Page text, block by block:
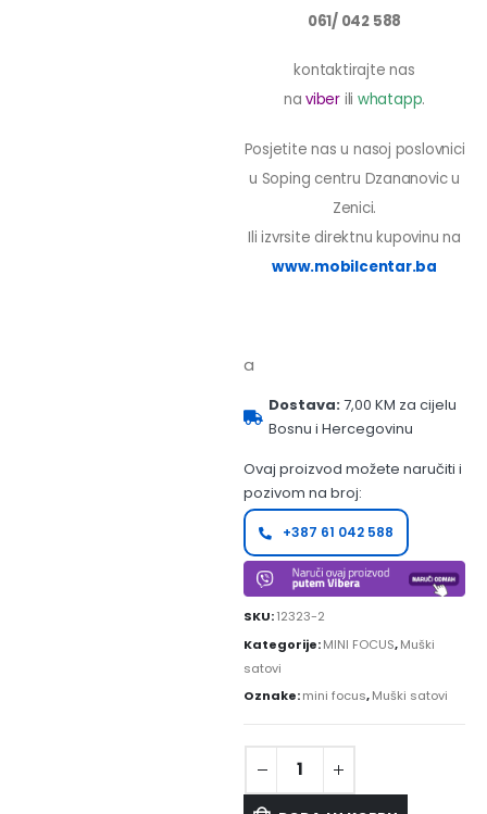
061/ 042 588
kontaktirajte nas
naviber ili whatapp.
Posjetite nas u nasoj poslovnici
u Soping centru Dzananovic u
Zenici.
Ili izvrsite direktnu kupovinu na
www.mobilcentar.ba
a
Dostava:7,00 KM za cijelu
Bosnu i Hercegovinu
Ovaj proizvod možete naručiti i
pozivom na broj:
+387 61 042 588
SKU:12323-2
Kategorije:MINI FOCUS,Muški
satovi
Oznake:mini focus,Muški satovi